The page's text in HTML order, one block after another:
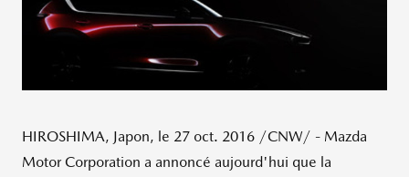
HIROSHIMA, Japon, le 27 oct. 2016 /CNW/ - Mazda
Motor Corporation a annoncé aujourd'hui que la